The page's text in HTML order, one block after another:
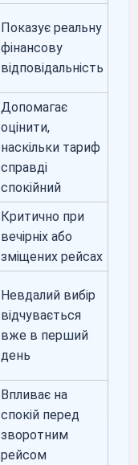
Показує реальну
фінансову
відповідальність
Допомагає
оцінити,
наскільки тариф
справді
спокійний
Критично при
вечірніх або
зміщених рейсах
Невдалий вибір
відчувається
вже в перший
день
Впливає на
спокій перед
зворотним
рейсом